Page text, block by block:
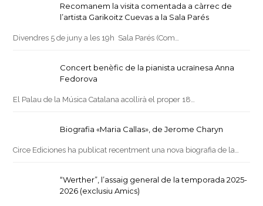
Recomanem la visita comentada a càrrec de
l’artista Garikoitz Cuevas a la Sala Parés
Divendres 5 de juny a les 19h Sala Parés (Com…
Concert benèfic de la pianista ucraïnesa Anna
Fedorova
El Palau de la Música Catalana acollirà el proper 18…
Biografia «Maria Callas», de Jerome Charyn
Circe Ediciones ha publicat recentment una nova biografia de la…
“Werther”, l’assaig general de la temporada 2025-
2026 (exclusiu Amics)